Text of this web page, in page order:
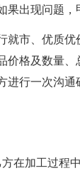
出现问题，
就市、优质
价格及数量
进行一次沟
在加工过程